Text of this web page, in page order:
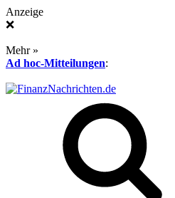
Anzeige
❌
Mehr »
Ad hoc-Mitteilungen: